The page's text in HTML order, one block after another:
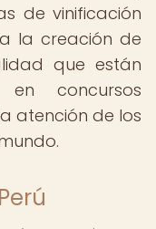
de vinificación
la creación de
que están
en concursos
atención de los